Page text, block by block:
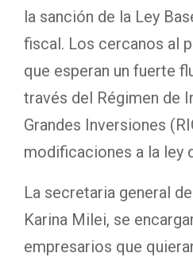
la sanción de la Ley
fiscal. Los cercanos al
que esperan un fuerte
través del Régimen de
Grandes Inversiones
modificaciones a la ley
La secretaria general
Karina Milei, se
empresarios que